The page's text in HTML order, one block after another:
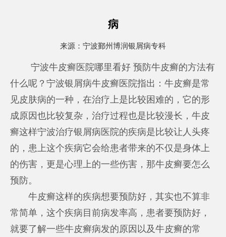
病
来源： 宁波鄞州博润银屑病专科
宁波牛皮癣医院哪里看好 预防牛皮癣的方法有
什么呢？宁波银屑病牛皮癣医院指出：牛皮癣是常
见皮肤病的一种，在治疗上是比较困难的，它的形
成原因也比较复杂，治疗过程也是比较漫长，牛皮
癣这样宁波治疗银屑病医院的疾病是比较让人头疼
的，患上这个疾病它会给患者带来的不仅是身体上
的伤害，更是心理上的一些伤害，那牛皮癣要怎么
预防。
牛皮癣这样的疾病想要预防好，其实也不算非
常简单，这个疾病目前病发率高，患者要预防好，
就要了解一些牛皮癣病发的原因以及牛皮癣的常